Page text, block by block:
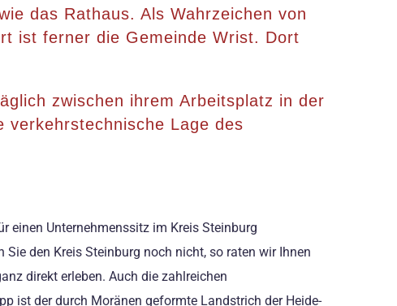
das Rathaus. Als Wahrzeichen von
ist ferner die Gemeinde Wrist. Dort
zwischen ihrem Arbeitsplatz in der
verkehrstechnische Lage des
einen Unternehmenssitz im Kreis Steinburg
den Kreis Steinburg noch nicht, so raten wir Ihnen
direkt erleben. Auch die zahlreichen
ist der durch Moränen geformte Landstrich der Heide-